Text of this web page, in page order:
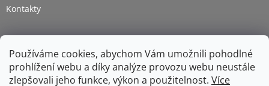
Používáme cookies, abychom Vám umožnili pohodlné
prohlížení webu a díky analýze provozu webu neustále
zlepšovali jeho funkce, výkon a použitelnost. Více
Kontakty